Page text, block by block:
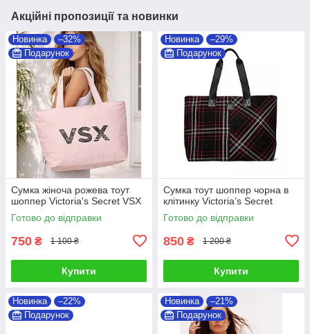
Акційні пропозиції та новинки
Новинка
–32%
Подарунок
Cумка жіноча рожева тоут
шоппер Victoria's Secret VSX
Готово до відправки
750 ₴ 1 100 ₴
Купити
Новинка
–29%
Подарунок
Сумка тоут шоппер чорна в
клітинку Victoria’s Secret
Готово до відправки
850 ₴ 1 200 ₴
Купити
Новинка
–22%
Подарунок
Новинка
–21%
Подарунок